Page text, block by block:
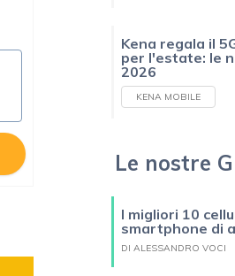
Kena regala il
per l'estate: le
2026
KENA MOBILE
Le nostre
I migliori 10
smartphone di
DI ALESSANDRO VOCI